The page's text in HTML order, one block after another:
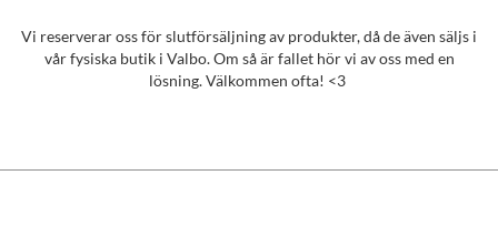
Vi reserverar oss för slutförsäljning av produkter, då de även säljs i
vår fysiska butik i Valbo. Om så är fallet hör vi av oss med en
lösning. Välkommen ofta! <3